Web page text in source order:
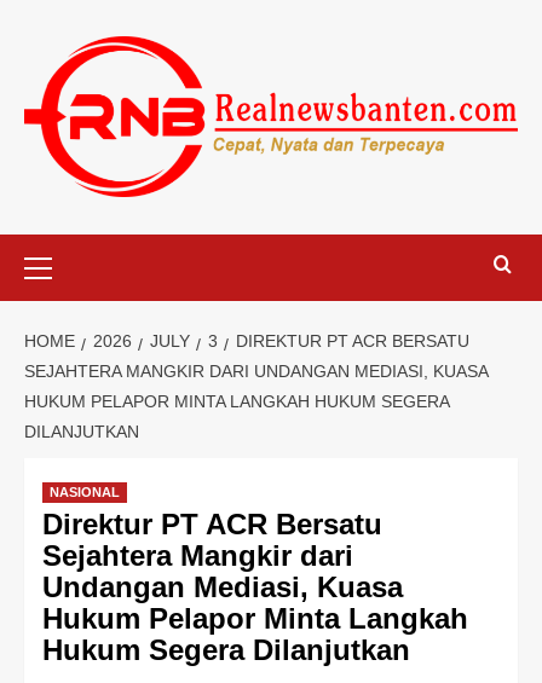
content
Menu
HOME 2026 JULY 3
DIREKTUR PT ACR BERSATU
SEJAHTERA MANGKIR DARI UNDANGAN MEDIASI, KUASA
HUKUM PELAPOR MINTA LANGKAH HUKUM SEGERA
DILANJUTKAN
NASIONAL
Direktur PT ACR Bersatu
Sejahtera Mangkir dari
Undangan Mediasi, Kuasa
Hukum Pelapor Minta Langkah
Hukum Segera Dilanjutkan